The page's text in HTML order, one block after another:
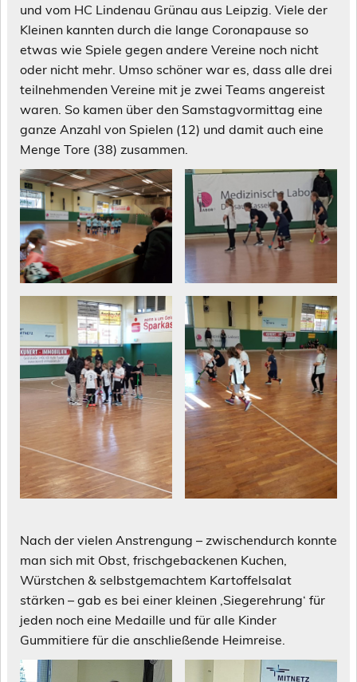
und vom HC Lindenau Grünau aus Leipzig. Viele der
Kleinen kannten durch die lange Coronapause so
etwas wie Spiele gegen andere Vereine noch nicht
oder nicht mehr. Umso schöner war es, dass alle drei
teilnehmenden Vereine mit je zwei Teams angereist
waren. So kamen über den Samstagvormittag eine
ganze Anzahl von Spielen (12) und damit auch eine
Menge Tore (38) zusammen.
Nach der vielen Anstrengung – zwischendurch konnte
man sich mit Obst, frischgebackenen Kuchen,
Würstchen & selbstgemachtem Kartoffelsalat
stärken – gab es bei einer kleinen ‚Siegerehrung‘ für
jeden noch eine Medaille und für alle Kinder
Gummitiere für die anschließende Heimreise.